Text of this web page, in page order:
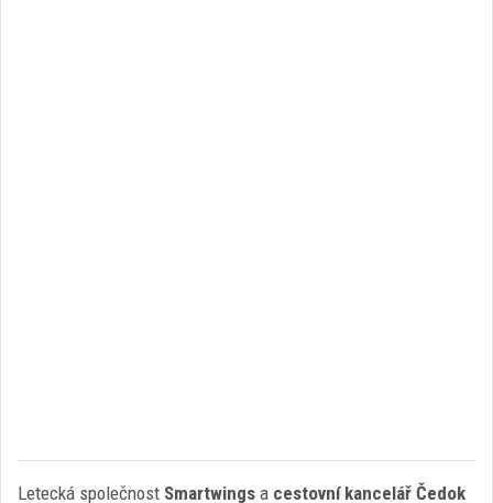
Letecká společnost Smartwings a cestovní kancelář Čedok